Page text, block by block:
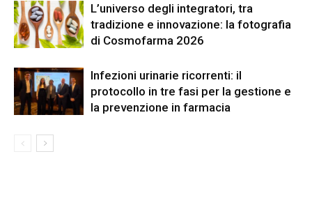
L’universo degli integratori, tra
tradizione e innovazione: la fotografia
di Cosmofarma 2026
Infezioni urinarie ricorrenti: il
protocollo in tre fasi per la gestione e
la prevenzione in farmacia